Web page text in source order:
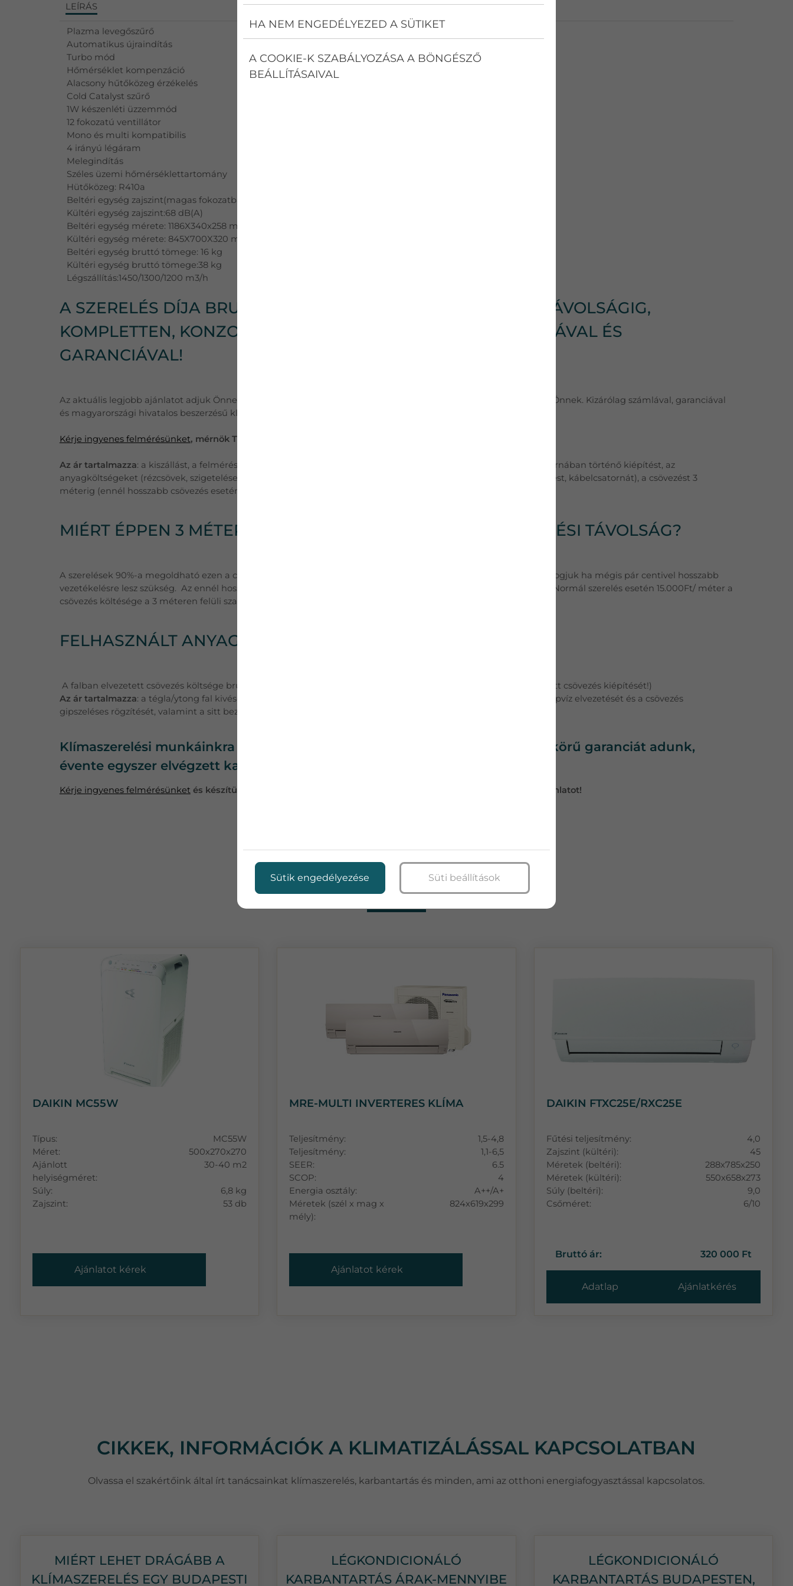
LEÍRÁS
Plazma levegőszűrő
Automatikus újraindítás
Turbo mód
Hőmérséklet kompenzáció
Alacsony hűtőközeg érzékelés
Cold Catalyst szűrő
1W készenléti üzzemmód
12 fokozatú ventillátor
Mono és multi kompatibilis
4 irányú légáram
Melegindítás
Széles üzemi hőmérséklettartomány
Hütőközeg: R410a
Beltéri egység zajszint(magas fokozatban):63 dB(A)
Kültéri egység zajszint:68 dB(A)
Beltéri egység mérete: 1186X340x258 mm
Kültéri egység mérete: 845X700X320 mm
Beltéri egység bruttó tömege: 16 kg
Kültéri egység bruttó tömege:38 kg
Légszállítás:1450/1300/1200 m3/h
A SZERELÉS DÍJA BRUTTÓ 120.000,- FT, 3 MÉTER SZERELÉSI TÁVOLSÁGIG,
KOMPLETTEN, KONZOLLAL, MINŐSÉGI ANYAGOKKAL, SZÁMLÁVAL ÉS
GARANCIÁVAL!
Az aktuális legjobb ajánlatot adjuk Önnek, több tipusra és árkategóriában, segítünk a legjobb döntést meghozni Önnek. Kizárólag számlával, garanciával
és magyarországi hivatalos beszerzésű klímákkal, anyagokkal dolgozunk!
Kérje ingyenes felmérésünket, mérnök Tanácsadó kollégánk felkeresi Önt otthonában és elkészítjük árajánlatát!
Az ár tartalmazza: a kiszállást, a felmérést, egy fal átfúrását, a kültéri és a beltéri egység felszerelését, a kábelcsatornában történő kiépítést, az
anyagköltségeket (rézcsövek, szigetelések, kültéri tartókonzolt vagy terasztartót, cseppvízcsövet, hűtőközeg rátöltést, kábelcsatornát), a csövezést 3
méterig (ennél hosszabb csövezés esetén a plusz költség 15.000 Ft méterenként).
MIÉRT ÉPPEN 3 MÉTER AZ AJÁNLATBAN MEGADOTT CSÖVEZÉSI TÁVOLSÁG?
A szerelések 90%-a megoldható ezen a csőhosszon belül, így nem kell számolgatnia a centiket, ahogyan mi sem fogjuk ha mégis pár centivel hosszabb
vezetékelésre lesz szükség. Az ennél hosszabb csövezésekre egyedi árat kap majd a felmérés utáni árajánlatban. Normál szerelés esetén 15.000Ft/ méter a
csövezés költésége a 3 méteren felüli szakaszra számolva.
FELHASZNÁLT ANYAGOK»
A falban elvezetett csövezés költsége bruttó 20.000 Ft/méter.( csak elő és utószezonban vállalunk falban elvezetett csövezés kiépítését!)
Az ár tartalmazza: a tégla/ytong fal kivésését, a csövezés kialakítását, az elektromos bekötések elkészítését, a cseppvíz elvezetését és a csövezés
gipszeléses rögzítését, valamint a sitt bezsákolását. ( faljavítást, festést sajnos nem tudunk elvállalni)
Klímaszerelési munkáinkra mindegyik általunk felszerelt klímára 5 év teljes körű garanciát adunk,
évente egyszer elvégzett karbantartás esetén!
Kérje ingyenes felmérésünketés készítünk Önnek egy életkörülményeire és felhasználói szokására szabott árajánlatot!
TOVÁBBI TERMÉKEK
DAIKIN MC55W
Típus:
MC55W
Méret:
500x270x270
Ajánlott
helyiségméret:
30-40 m2
Súly:
6,8 kg
Zajszint:
53 db
Ajánlatot kérek
MRE-MULTI INVERTERES KLÍMA
Teljesítmény:
1,5-4,8
Teljesítmény:
1,1-6,5
SEER:
6.5
SCOP:
4
Energia osztály:
A++/A+
Méretek (szél x mag x
mély):
824x619x299
Ajánlatot kérek
DAIKIN FTXC25E/RXC25E
Fűtési teljesítmény:
4,0
Zajszint (kültéri):
45
Méretek (beltéri):
288x785x250
Méretek (kültéri):
550x658x273
Súly (beltéri):
9,0
Csőméret:
6/10
Bruttó ár: 320 000 Ft
Adatlap Ajánlatkérés
CIKKEK, INFORMÁCIÓK A KLIMATIZÁLÁSSAL KAPCSOLATBAN
Olvassa el szakértőink által írt tanácsainkat klímaszerelés, karbantartás és minden, ami az otthoni energiafogyasztással kapcsolatos.
MIÉRT LEHET DRÁGÁBB A
KLÍMASZERELÉS EGY BUDAPESTI
LÉGKONDICIONÁLÓ
KARBANTARTÁS ÁRAK-MENNYIBE
LÉGKONDICIONÁLÓ
KARBANTARTÁS BUDAPESTEN,
HA NEM ENGEDÉLYEZED A SÜTIKET
A COOKIE-K SZABÁLYOZÁSA A BÖNGÉSZŐ
BEÁLLÍTÁSAIVAL
Sütik engedélyezése Süti beállítások